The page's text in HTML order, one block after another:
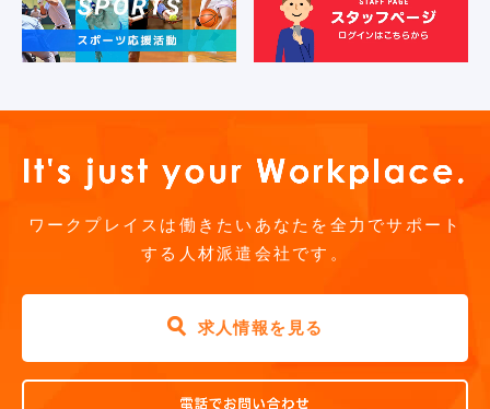
ワークプレイスは働きたいあなたを全力でサポート
する人材派遣会社です。
求人情報を見る